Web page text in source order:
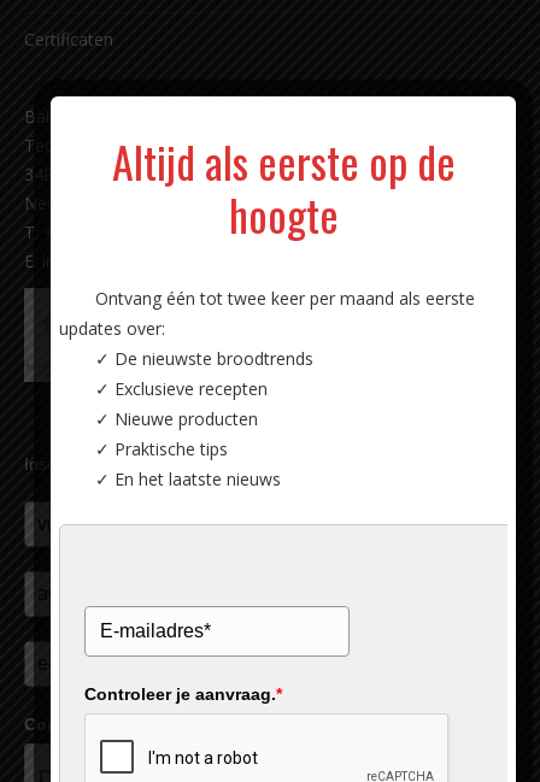
Certificaten
Bakkerij Carl Siegert sinds 1891 b.v.
Techniekweg 11
3481 MK Harmelen
Nederland
T: +31 (0)348 - 44 18 87
E: info@carlsiegert.com
Inschrijven nieuwsbrief
Controleer je aanvraag.
Altijd als eerste op de
hoogte
Ontvang één tot twee keer per maand als eerste
updates over:
✓ De nieuwste broodtrends
✓ Exclusieve recepten
✓ Nieuwe producten
✓ Praktische tips
✓ En het laatste nieuws
Controleer je aanvraag.*